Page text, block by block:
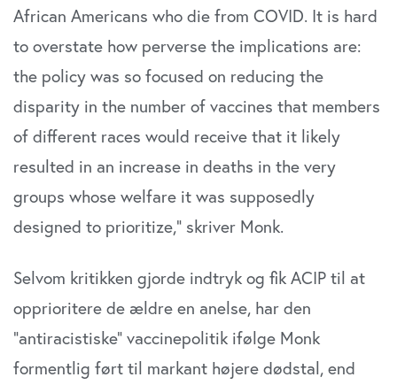
African Americans who die from COVID. It is hard
to overstate how perverse the implications are:
the policy was so focused on reducing the
disparity in the number of vaccines that members
of different races would receive that it likely
resulted in an increase in deaths in the very
groups whose welfare it was supposedly
designed to prioritize,” skriver Monk.
Selvom kritikken gjorde indtryk og fik ACIP til at
opprioritere de ældre en anelse, har den
”antiracistiske” vaccinepolitik ifølge Monk
formentlig ført til markant højere dødstal, end